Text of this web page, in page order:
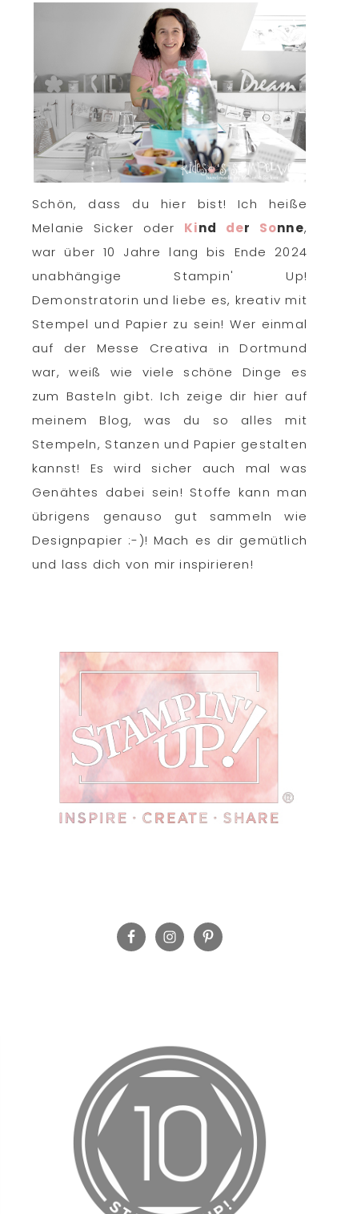
Schön, dass du hier bist! Ich heiße
Melanie Sicker oder Kind der Sonne,
war über 10 Jahre lang bis Ende 2024
unabhängige Stampin' Up!
Demonstratorin und liebe es, kreativ mit
Stempel und Papier zu sein! Wer einmal
auf der Messe Creativa in Dortmund
war, weiß wie viele schöne Dinge es
zum Basteln gibt. Ich zeige dir hier auf
meinem Blog, was du so alles mit
Stempeln, Stanzen und Papier gestalten
kannst! Es wird sicher auch mal was
Genähtes dabei sein! Stoffe kann man
übrigens genauso gut sammeln wie
Designpapier :-)! Mach es dir gemütlich
und lass dich von mir inspirieren!